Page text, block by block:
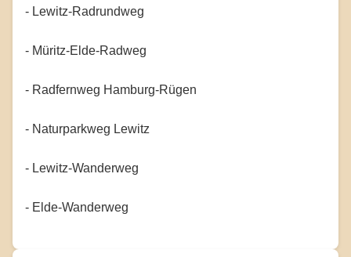
- Lewitz-Radrundweg
- Müritz-Elde-Radweg
- Radfernweg Hamburg-Rügen
- Naturparkweg Lewitz
- Lewitz-Wanderweg
- Elde-Wanderweg